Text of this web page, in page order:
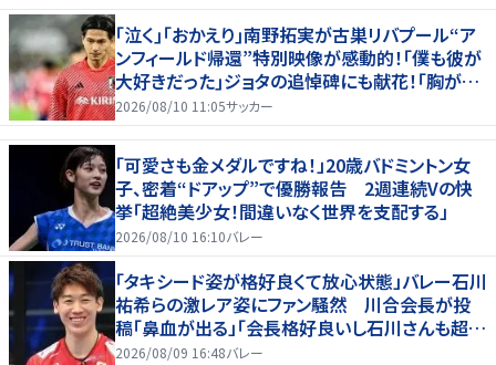
｢泣く｣｢おかえり｣南野拓実が古巣リバプール“ア
ンフィールド帰還”特別映像が感動的！｢僕も彼が
大好きだった｣ジョタの追悼碑にも献花！｢胸が熱
くなります…｣
2026/08/10 11:05サッカー
「可愛さも金メダルですね！」20歳バドミントン女
子、密着“ドアップ”で優勝報告 2週連続Vの快
挙「超絶美少女！間違いなく世界を支配する」
2026/08/10 16:10バレー
「タキシード姿が格好良くて放心状態」バレー石川
祐希らの激レア姿にファン騒然 川合会長が投
稿「鼻血が出る」「会長格好良いし石川さんも超格
好いい」
2026/08/09 16:48バレー